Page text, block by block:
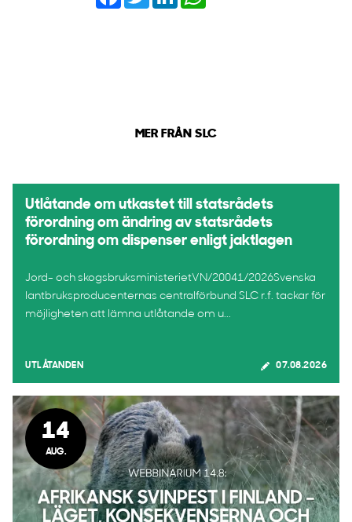
MER FRÅN SLC
Utlåtande om utkastet till statsrådets
förordning om ändring av statsrådets
förordning om dispenser enligt jaktlagen
Jord- och skogsbruksministerietVN/20041/2026Svenska
lantbruksproducenternas centralförbund SLC r.f. tackar för
möjligheten att lämna utlåtande om u...
UTLÅTANDEN 07.08.2026
14
AUG.